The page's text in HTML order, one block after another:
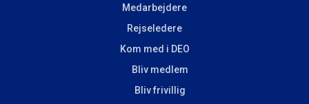
Medarbejdere
Rejseledere
Kom med i DEO
Bliv medlem
Bliv frivillig